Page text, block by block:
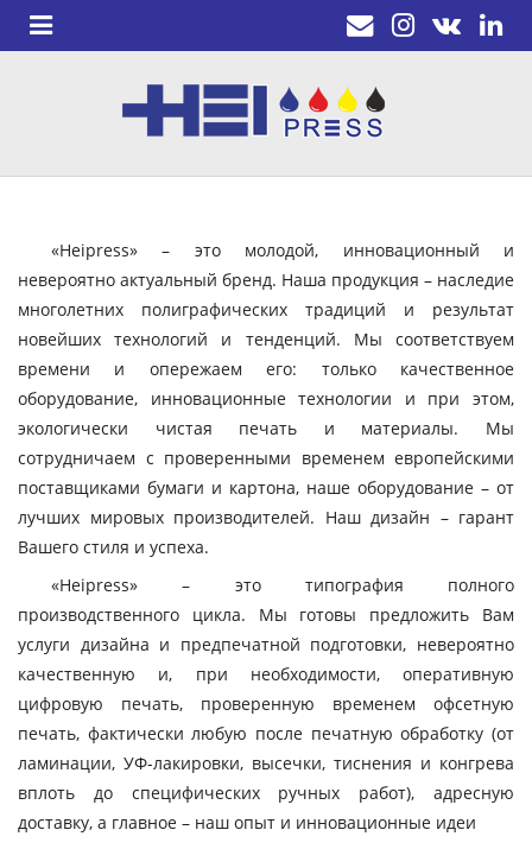
«Heipress» – это молодой, инновационный и
невероятно актуальный бренд. Наша продукция – наследие
многолетних полиграфических традиций и результат
новейших технологий и тенденций. Мы соответствуем
времени и опережаем его: только качественное
оборудование, инновационные технологии и при этом,
экологически чистая печать и материалы. Мы
сотрудничаем с проверенными временем европейскими
поставщиками бумаги и картона, наше оборудование – от
лучших мировых производителей. Наш дизайн – гарант
Вашего стиля и успеха.
«Heipress» – это типография полного
производственного цикла. Мы готовы предложить Вам
услуги дизайна и предпечатной подготовки, невероятно
качественную и, при необходимости, оперативную
цифровую печать, проверенную временем офсетную
печать, фактически любую после печатную обработку (от
ламинации, УФ-лакировки, высечки, тиснения и конгрева
вплоть до специфических ручных работ), адресную
доставку, а главное – наш опыт и инновационные идеи